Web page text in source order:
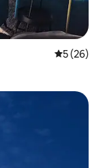
Note
5 (26)